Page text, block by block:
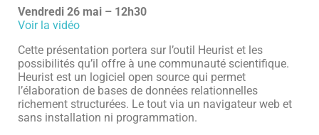
Vendredi 26 mai – 12h30
Voir la vidéo
Cette présentation portera sur l’outil Heurist et les
possibilités qu’il offre à une communauté scientifique.
Heurist est un logiciel open source qui permet
l’élaboration de bases de données relationnelles
richement structurées. Le tout via un navigateur web et
sans installation ni programmation.